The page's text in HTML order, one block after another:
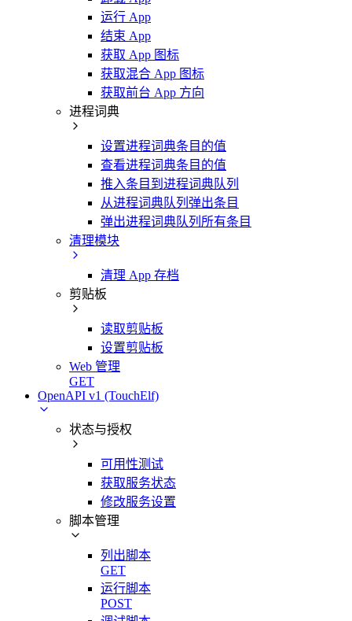
运行 App
结束 App
获取 App 图标
获取混合 App 图标
获取前台 App 方向
进程词典
设置进程词典条目的值
查看进程词典条目的值
推入条目到进程词典队列
从进程词典队列弹出条目
弹出进程词典队列所有条目
清理模块
清理 App 存档
剪贴板
读取剪贴板
设置剪贴板
Web 管理
GET
OpenAPI v1 (TouchElf)
状态与授权
可用性测试
获取服务状态
修改服务设置
脚本管理
列出脚本
GET
运行脚本
POST